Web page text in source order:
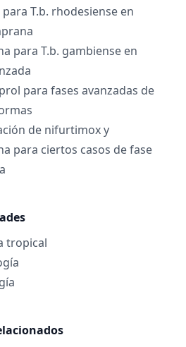
T.b. rhodesiense en
para T.b. gambiense en
para fases avanzadas de
de nifurtimox y
para ciertos casos de fase
tropical